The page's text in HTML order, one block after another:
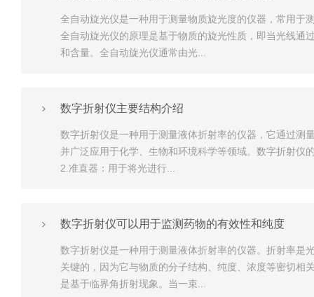
全自动旋光仪是一种用于测量物质旋光度的仪器，常用于
全自动旋光仪的原理是基于物质的旋光性质，即当光线通
和含量。全自动旋光仪通常由光...
数字折射仪主要结构介绍
数字折射仪是一种用于测量液体折射率的仪器，它通过测
并广泛应用于化学、生物和环境科学等领域。数字折射仪
2.准直器：用于将光进行...
数字折射仪可以用于监测药物的有效性和纯度
数字折射仪是一种用于测量液体折射率的仪器。折射率是
关键的，因为它与物质的分子结构、纯度、浓度等密切相
是基于临界角折射现象。当一束...